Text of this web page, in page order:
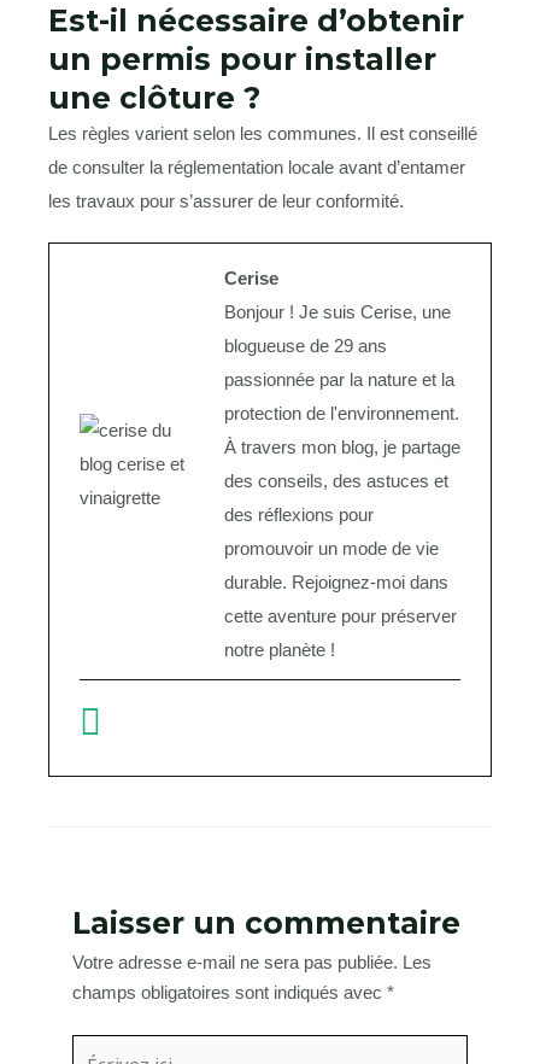
Est-il nécessaire d’obtenir
un permis pour installer
une clôture ?
Les règles varient selon les communes. Il est conseillé
de consulter la réglementation locale avant d’entamer
les travaux pour s’assurer de leur conformité.
Cerise
Bonjour ! Je suis Cerise, une
blogueuse de 29 ans
passionnée par la nature et la
protection de l'environnement.
À travers mon blog, je partage
des conseils, des astuces et
des réflexions pour
promouvoir un mode de vie
durable. Rejoignez-moi dans
cette aventure pour préserver
notre planète !
Laisser un commentaire
Votre adresse e-mail ne sera pas publiée. Les
champs obligatoires sont indiqués avec *